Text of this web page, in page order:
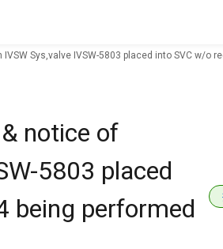
Sys,valve IVSW-5803 placed into SVC w/o
notice of
5803 placed
being performed